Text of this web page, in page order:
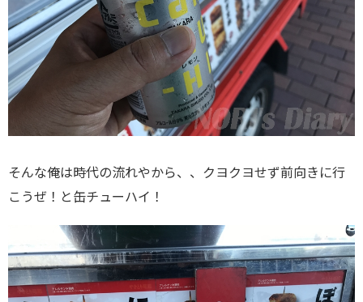
そんな俺は時代の流れやから、、クヨクヨせず前向きに行
こうぜ！と缶チューハイ！